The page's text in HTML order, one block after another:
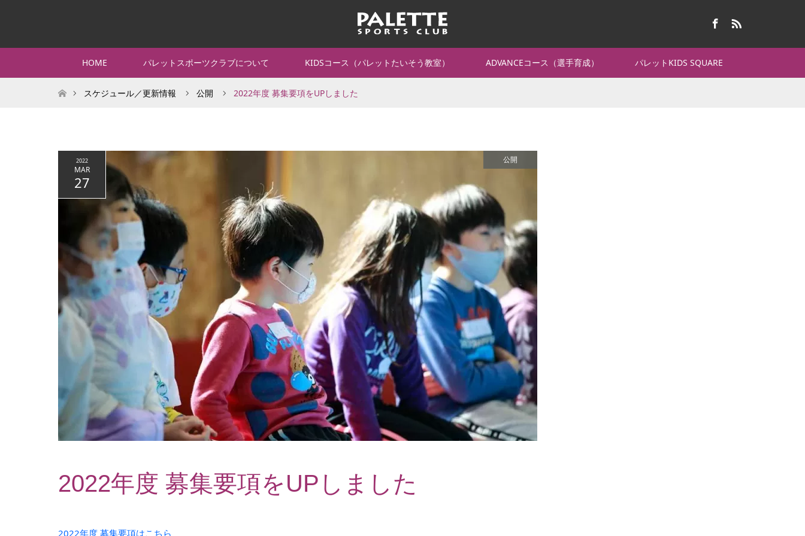
HOME パレットスポーツクラブについて KIDSコース（パレットたいそう教室） ADVANCEコース（選手育成） パレットKIDS SQUARE
ホームスケジュール／更新情報 公開 2022年度 募集要項をUPしました
2022
MAR
27
公開
2022年度 募集要項をUPしました
2022年度 募集要項はこちら